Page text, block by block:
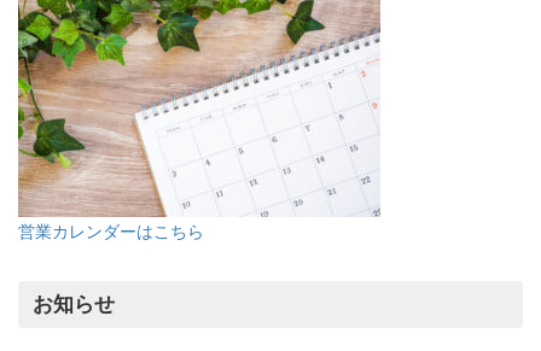
営業カレンダーはこちら
お知らせ